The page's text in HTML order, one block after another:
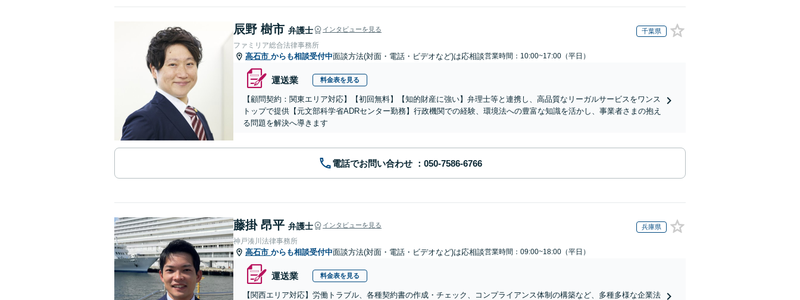
辰野 樹市 弁護士 インタビューを見る 千葉県
ファミリア総合法律事務所
高石市 からも相談受付中面談方法(対面・電話・ビデオなど)は応相談営業時間：10:00~17:00（平日）
運送業 料金表を見る
【顧問契約：関東エリア対応】【初回無料】【知的財産に強い】弁理士等と連携し、高品質なリーガルサービスをワンス
トップで提供【元文部科学省ADRセンター勤務】行政機関での経験、環境法への豊富な知識を活かし、事業者さまの抱え
る問題を解決へ導きます
電話でお問い合わせ
藤掛 昂平 弁護士 インタビューを見る 兵庫県
神戸湊川法律事務所
高石市 からも相談受付中面談方法(対面・電話・ビデオなど)は応相談営業時間：09:00~18:00（平日）
運送業 料金表を見る
【関西エリア対応】労働トラブル、各種契約書の作成・チェック、コンプライアンス体制の構築など、多種多様な企業法